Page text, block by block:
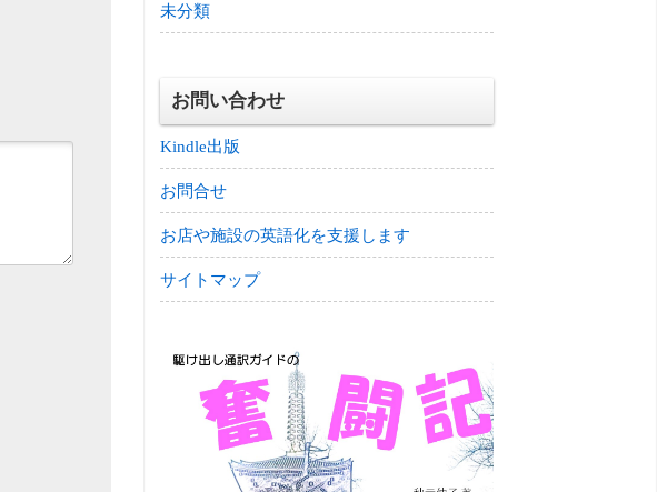
未分類
お問い合わせ
Kindle出版
お問合せ
お店や施設の英語化を支援します
サイトマップ